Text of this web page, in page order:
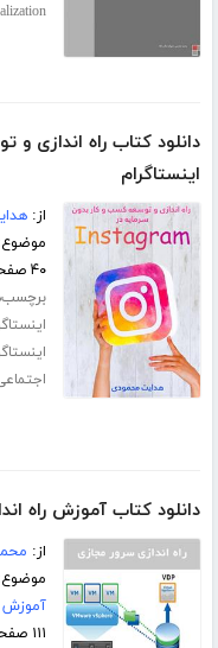
دانلود کتاب راه اندازی
اینستاگرام
از:
۴۰ صفحه
دانلود کتاب آموزش راه
از:
۱۱۱ صفحه